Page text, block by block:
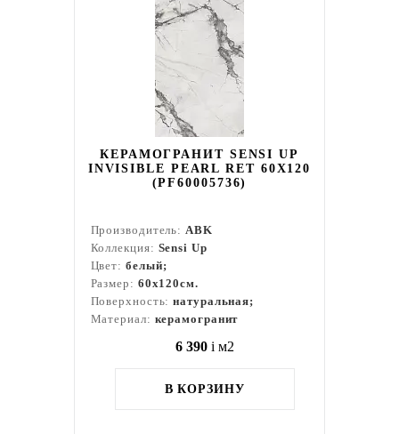
КЕРАМОГРАНИТ SENSI UP
INVISIBLE PEARL RET 60X120
(PF60005736)
Производитель:ABK
Коллекция: Sensi Up
Цвет: белый;
Размер: 60x120см.
Поверхность:натуральная;
Материал: керамогранит
6 390 i м2
В КОРЗИНУ